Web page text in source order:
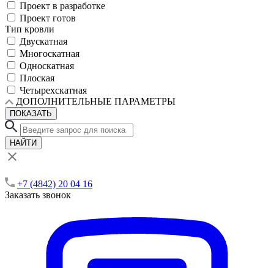
Проект в разработке
Проект готов
Тип кровли
Двускатная
Многоскатная
Односкатная
Плоская
Четырехскатная
ДОПОЛНИТЕЛЬНЫЕ ПАРАМЕТРЫ
ПОКАЗАТЬ
НАЙТИ
+7 (4842) 20 04 16
Заказать звонок